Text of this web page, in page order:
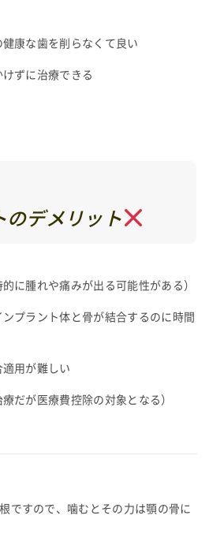
康な歯を削らなくて良い
ずに治療できる
のデメリット
に腫れや痛みが出る可能性がある）
プラント体と骨が結合するのに時間
用が難しい
だが医療費控除の対象となる）
ですので、噛むとその力は顎の骨に